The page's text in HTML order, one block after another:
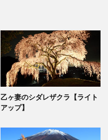
乙ヶ妻のシダレザクラ【ライト
アップ】